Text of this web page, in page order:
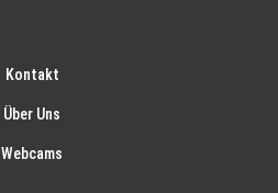
Kontakt
Über Uns
Webcams